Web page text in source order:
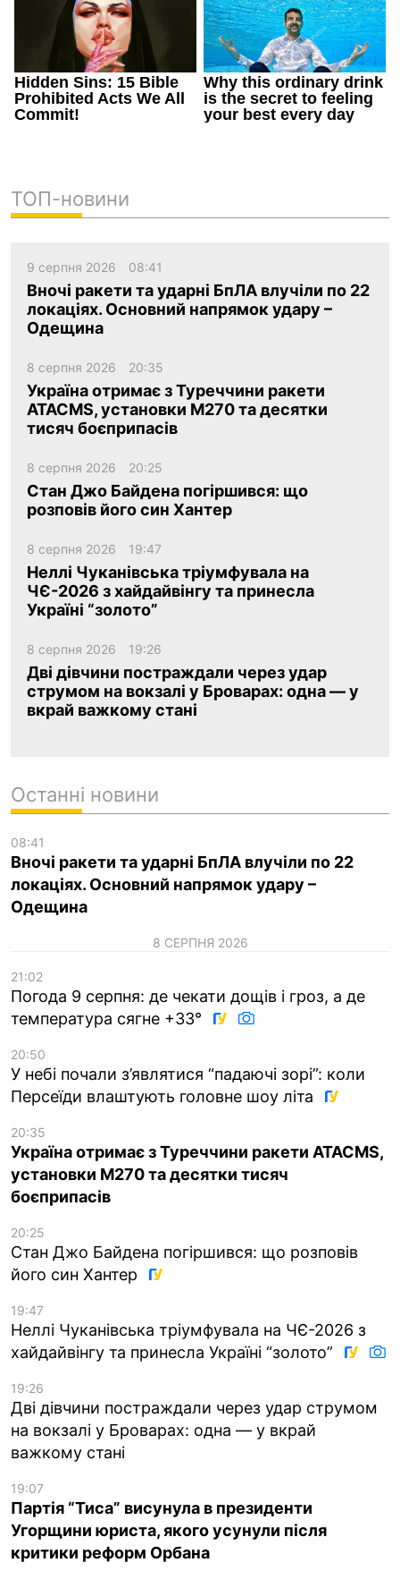
ТОП-новини
9 серпня 2026 08:41
Вночі ракети та ударні БпЛА влучіли по 22
локаціях. Основний напрямок удару –
Одещина
8 серпня 2026 20:35
Україна отримає з Туреччини ракети
ATACMS, установки M270 та десятки
тисяч боєприпасів
8 серпня 2026 20:25
Стан Джо Байдена погіршився: що
розповів його син Хантер
8 серпня 2026 19:47
Неллі Чуканівська тріумфувала на
ЧЄ-2026 з хайдайвінгу та принесла
Україні “золото”
8 серпня 2026 19:26
Дві дівчини постраждали через удар
струмом на вокзалі у Броварах: одна — у
вкрай важкому стані
Останні новини
08:41
Вночі ракети та ударні БпЛА влучіли по 22
локаціях. Основний напрямок удару –
Одещина
8 СЕРПНЯ 2026
21:02
Погода 9 серпня: де чекати дощів і гроз, а де
температура сягне +33°
20:50
У небі почали з’являтися “падаючі зорі”: коли
Персеїди влаштують головне шоу літа
20:35
Україна отримає з Туреччини ракети ATACMS,
установки M270 та десятки тисяч
боєприпасів
20:25
Стан Джо Байдена погіршився: що розповів
його син Хантер
19:47
Неллі Чуканівська тріумфувала на ЧЄ-2026 з
хайдайвінгу та принесла Україні “золото”
19:26
Дві дівчини постраждали через удар струмом
на вокзалі у Броварах: одна — у вкрай
важкому стані
19:07
Партія “Тиса” висунула в президенти
Угорщини юриста, якого усунули після
критики реформ Орбана